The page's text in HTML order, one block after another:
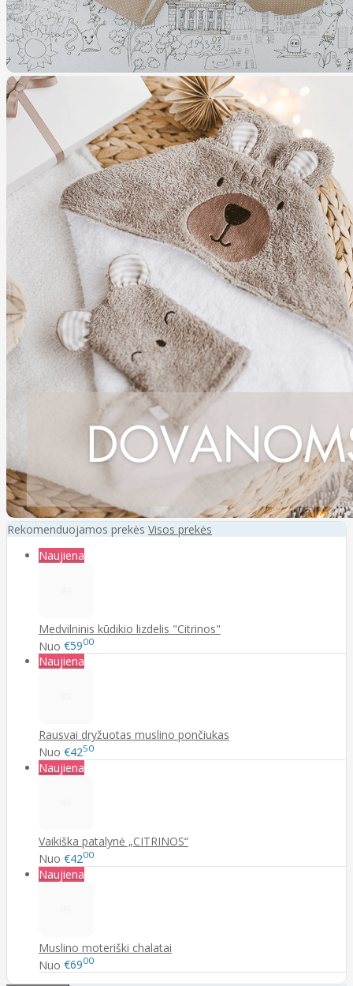
Rekomenduojamos prekės Visos prekės
Naujiena
Medvilninis kūdikio lizdelis "Citrinos"
Nuo €5900
Naujiena
Rausvai dryžuotas muslino pončiukas
Nuo €4250
Naujiena
Vaikiška patalynė „CITRINOS“
Nuo €4200
Naujiena
Muslino moteriški chalatai
Nuo €6900